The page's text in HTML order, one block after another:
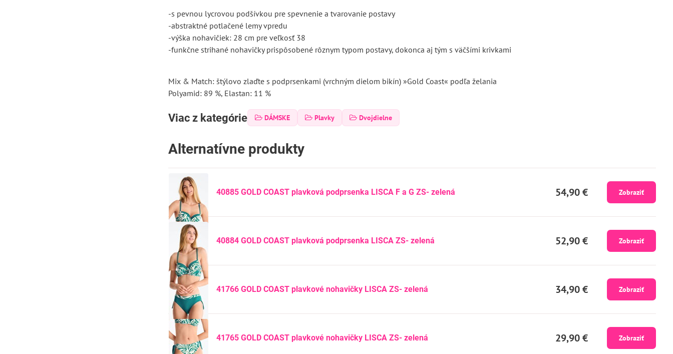
-s pevnou lycrovou podšívkou pre spevnenie a tvarovanie postavy
-abstraktné potlačené lemy vpredu
-výška nohavičiek: 28 cm pre veľkosť 38
-funkčne strihané nohavičky prispôsobené rôznym typom postavy, dokonca aj tým s väčšími krivkami
Mix & Match: štýlovo zlaďte s podprsenkami (vrchným dielom bikín) »Gold Coast« podľa želania
Polyamid: 89 %, Elastan: 11 %
Viac z kategórie DÁMSKE Plavky Dvojdielne
Alternatívne produkty
40885 GOLD COAST plavková podprsenka LISCA F a G ZS- zelená 54,90 € Zobraziť
40884 GOLD COAST plavková podprsenka LISCA ZS- zelená 52,90 € Zobraziť
41766 GOLD COAST plavkové nohavičky LISCA ZS- zelená 34,90 € Zobraziť
41765 GOLD COAST plavkové nohavičky LISCA ZS- zelená 29,90 € Zobraziť